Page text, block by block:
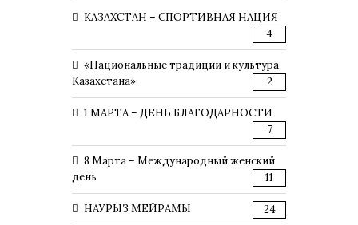
КАЗАХСТАН – СПОРТИВНАЯ НАЦИЯ
4
«Национальные традиции и культура
Казахстана»
2
1 МАРТА – ДЕНЬ БЛАГОДАРНОСТИ
7
8 Марта – Международный женский
день
11
НАУРЫЗ МЕЙРАМЫ 24